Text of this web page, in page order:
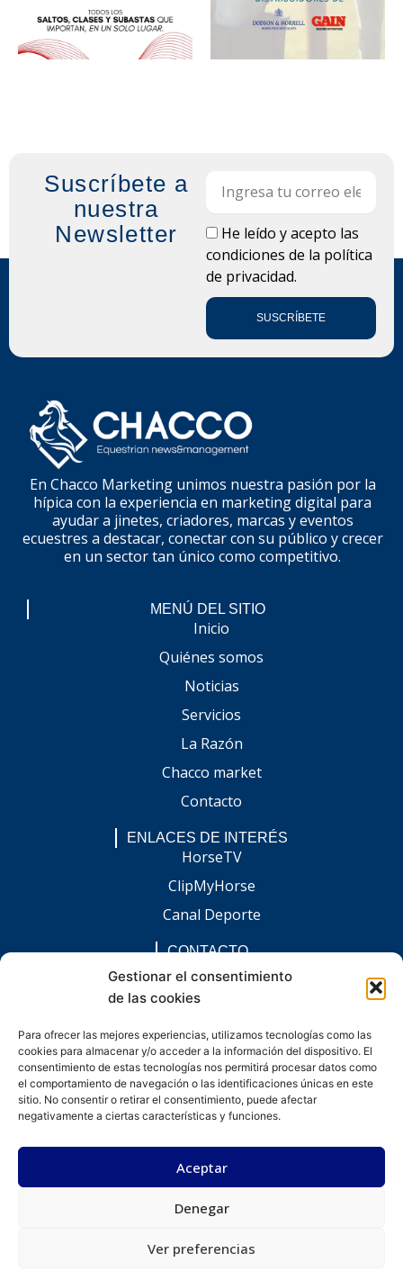
Gestionar el consentimiento
de las cookies
Para ofrecer las mejores experiencias, utilizamos tecnologías como las
cookies para almacenar y/o acceder a la información del dispositivo. El
consentimiento de estas tecnologías nos permitirá procesar datos como
el comportamiento de navegación o las identificaciones únicas en este
sitio. No consentir o retirar el consentimiento, puede afectar
negativamente a ciertas características y funciones.
Aceptar
Denegar
Ver preferencias
Suscríbete a
nuestra
Newsletter
LOPDHe leído y acepto las
condiciones de la política
de privacidad.
SUSCRÍBETE
En Chacco Marketing unimos nuestra pasión por la
hípica con la experiencia en marketing digital para
ayudar a jinetes, criadores, marcas y eventos
ecuestres a destacar, conectar con su público y crecer
en un sector tan único como competitivo.
MENÚ DEL SITIO
Inicio
Quiénes somos
Noticias
Servicios
La Razón
Chacco market
Contacto
ENLACES DE INTERÉS
HorseTV
ClipMyHorse
Canal Deporte
CONTACTO
comunicacion@chaccoinfo.com
Presentes en todo el ámbito nacional
F
a
c
e
b
o
I
n
s
t
a
g
L
i
n
k
e
d
i
n
E
n
v
e
l
o
W
h
a
t
s
© Todos los derechos reservados.
Desarrollado por kitdigital.dev